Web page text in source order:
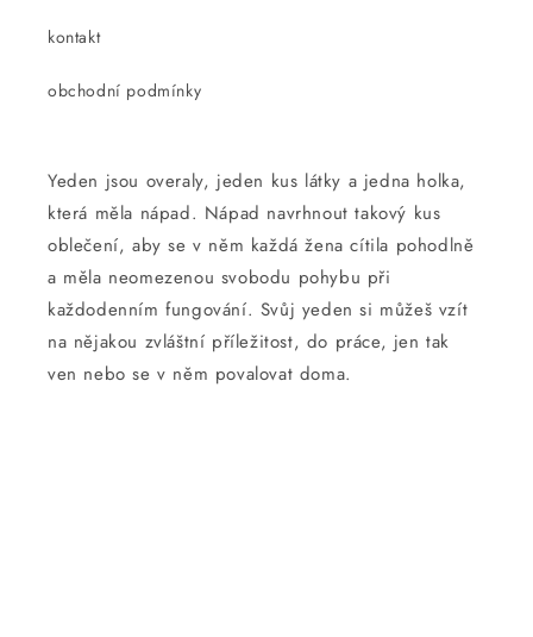
kontakt
obchodní podmínky
Yeden jsou overaly, jeden kus látky a jedna holka,
která měla nápad. Nápad navrhnout takový kus
oblečení, aby se v něm každá žena cítila pohodlně
a měla neomezenou svobodu pohybu při
každodenním fungování. Svůj yeden si můžeš vzít
na nějakou zvláštní příležitost, do práce, jen tak
ven nebo se v něm povalovat doma.